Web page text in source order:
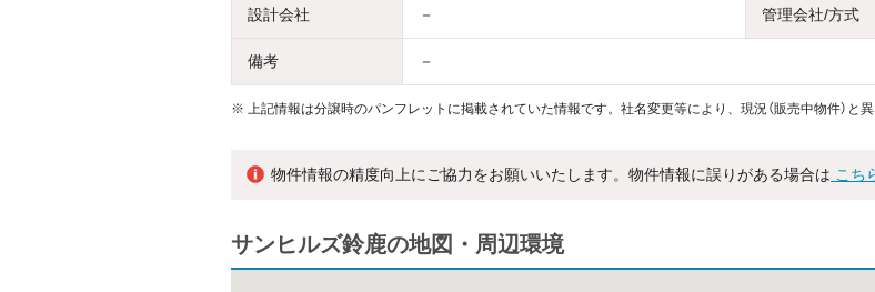
設計会社 － 管理会社/方式
備考 －
※ 上記情報は分譲時のパンフレットに掲載されていた情報です。社名変更等により、現況（販売中物件）と
物件情報の精度向上にご協力をお願いいたします。物件情報に誤りがある場合は こち
サンヒルズ鈴鹿の地図・周辺環境